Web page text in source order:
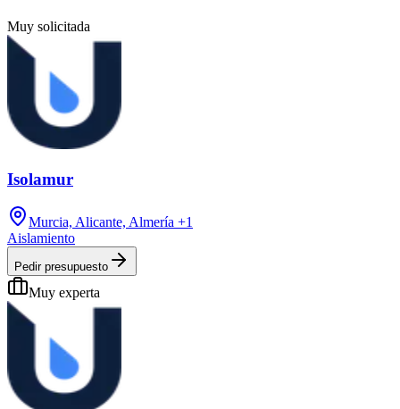
Muy solicitada
Isolamur
Murcia, Alicante, Almería +1
Aislamiento
Pedir presupuesto
Muy experta